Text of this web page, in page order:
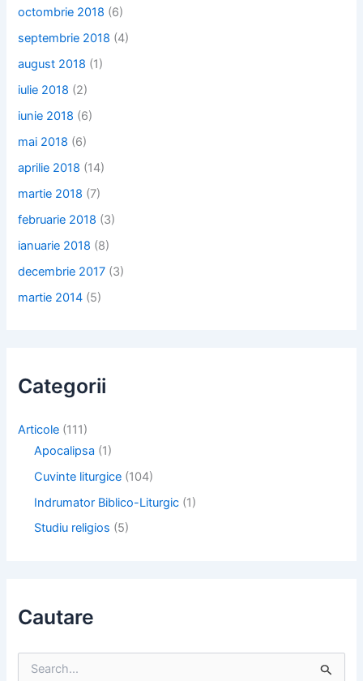
octombrie 2018 (6)
septembrie 2018 (4)
august 2018 (1)
iulie 2018 (2)
iunie 2018 (6)
mai 2018 (6)
aprilie 2018 (14)
martie 2018 (7)
februarie 2018 (3)
ianuarie 2018 (8)
decembrie 2017 (3)
martie 2014 (5)
Categorii
Articole (111)
Apocalipsa (1)
Cuvinte liturgice (104)
Indrumator Biblico-Liturgic (1)
Studiu religios (5)
Cautare